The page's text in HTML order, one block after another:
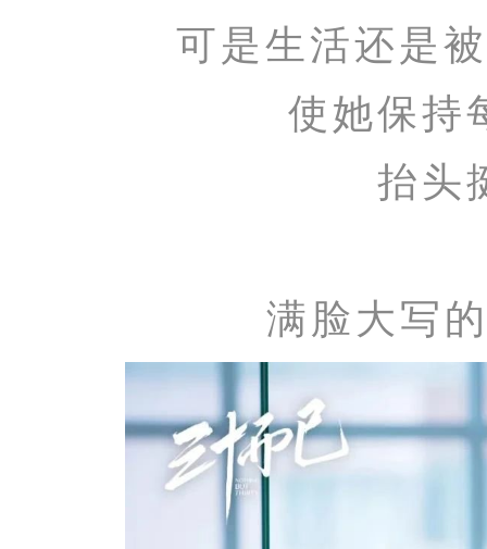
可是生活还是
使她保持
抬头
满脸大写